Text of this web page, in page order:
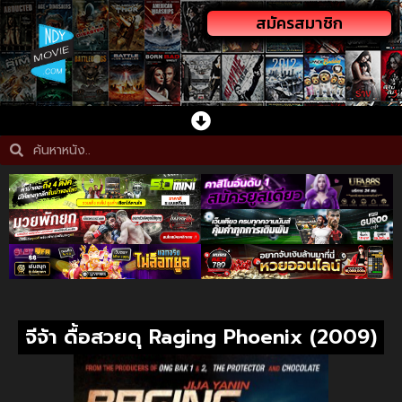
สมัครสมาชิก
จีจ้า ดื้อสวยดุ Raging Phoenix (2009)